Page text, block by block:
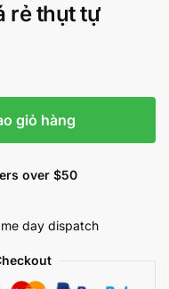
rẻ thụt tự
giỏ hàng
over $50
day dispatch